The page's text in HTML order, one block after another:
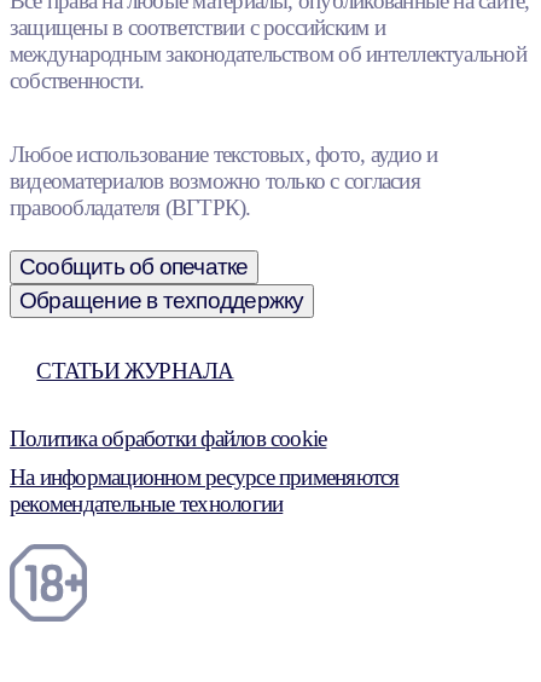
защищены в соответствии с российским и
международным законодательством об интеллектуальной
собственности.
Любое использование текстовых, фото, аудио и
видеоматериалов возможно только с согласия
правообладателя (ВГТРК).
Сообщить об опечатке
Обращение в техподдержку
СТАТЬИ ЖУРНАЛА
Политика обработки файлов cookie
На информационном ресурсе применяются
рекомендательные технологии